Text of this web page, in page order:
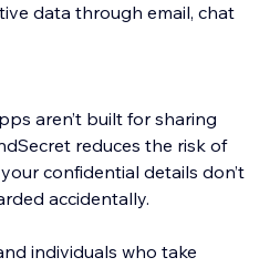
data through email, chat
aren’t built for sharing
reduces the risk of
confidential details don’t
accidentally.
individuals who take